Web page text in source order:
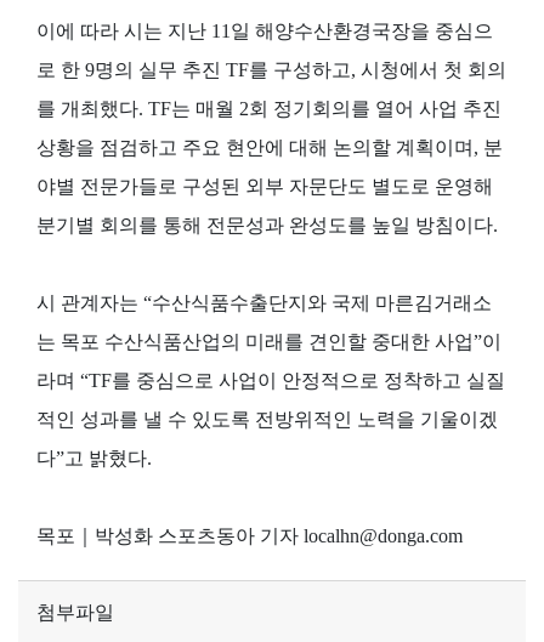
이에 따라 시는 지난 11일 해양수산환경국장을 중심으
로 한 9명의 실무 추진 TF를 구성하고, 시청에서 첫 회의
를 개최했다. TF는 매월 2회 정기회의를 열어 사업 추진
상황을 점검하고 주요 현안에 대해 논의할 계획이며, 분
야별 전문가들로 구성된 외부 자문단도 별도로 운영해
분기별 회의를 통해 전문성과 완성도를 높일 방침이다.
시 관계자는 “수산식품수출단지와 국제 마른김거래소
는 목포 수산식품산업의 미래를 견인할 중대한 사업”이
라며 “TF를 중심으로 사업이 안정적으로 정착하고 실질
적인 성과를 낼 수 있도록 전방위적인 노력을 기울이겠
다”고 밝혔다.
목포｜박성화 스포츠동아 기자 localhn@donga.com
첨부파일